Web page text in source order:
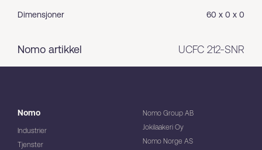
Dimensjoner 60 x 0 x 0
Nomo artikkel UCFC 212-SNR
Nomo
Industrier
Tjenster
Nomo Group AB
Jokilaakeri Oy
Nomo Norge AS